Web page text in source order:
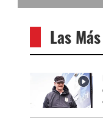
Las